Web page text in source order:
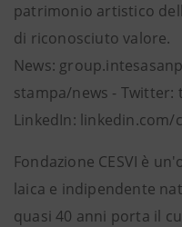
patrimonio artistico
di riconosciuto valore.
News:
stampa/news -
LinkedIn:
Fondazione CESVI è
laica e indipendente
quasi 40 anni porta il